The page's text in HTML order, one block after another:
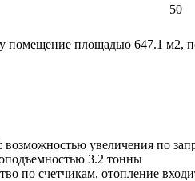
50
помещение площадью 647.1 м2,
увеличения по
3.2 тонны
по счетчикам, отопление